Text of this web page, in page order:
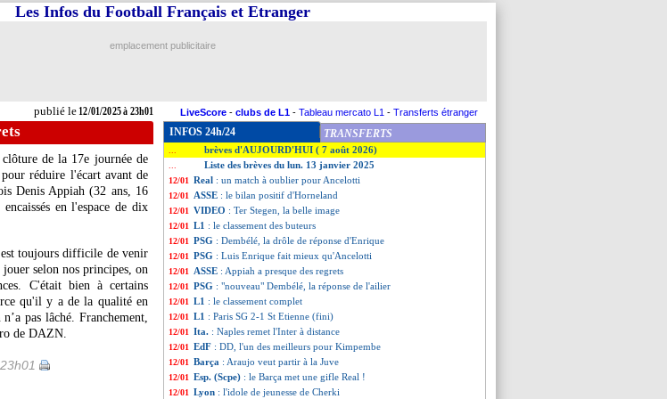
publié le12/01/2025 à 23h01
Les Infos du Football Français et Etranger
emplacement publicitaire
LiveScore - clubs de L1 - Tableau mercato L1 - Transferts étranger
de la 17e journée de
réduire l'écart avant de
DenisAppiah (32 ans, 16
en l'espace de dix
toujours difficile de venir
selon nos principes, on
C'était bien à certains
qu'il y a de la qualité en
pas lâché. Franchement,
de DAZN.
INFOS 24h/24 TRANSFERTS
brèves d'AUJOURD'HUI ( 7 août 2026)
Liste des brèves du lun. 13 janvier 2025
12/01 Real : un match à oublier pour Ancelotti
12/01 ASSE : le bilan positif d'Horneland
12/01 VIDEO : Ter Stegen, la belle image
12/01 L1 : le classement des buteurs
12/01 PSG : Dembélé, la drôle de réponse d'Enrique
12/01 PSG : Luis Enrique fait mieux qu'Ancelotti
12/01 ASSE : Appiah a presque des regrets
12/01 PSG : "nouveau" Dembélé, la réponse de l'ailier
12/01 L1 : le classement complet
12/01 L1 : Paris SG 2-1 St Etienne (fini)
12/01 Ita. : Naples remet l'Inter à distance
12/01 EdF : DD, l'un des meilleurs pour Kimpembe
12/01 Barça : Araujo veut partir à la Juve
12/01 Esp. (Scpe) : le Barça met une gifle Real !
12/01 Lyon : l'idole de jeunesse de Cherki